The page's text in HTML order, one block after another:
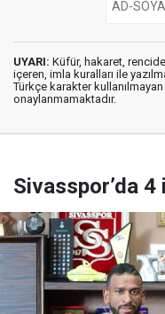
UYARI: Küfür, hakaret,
içeren, imla kuralları ile
Türkçe karakter
onaylanmamaktadır.
Sivasspor’da